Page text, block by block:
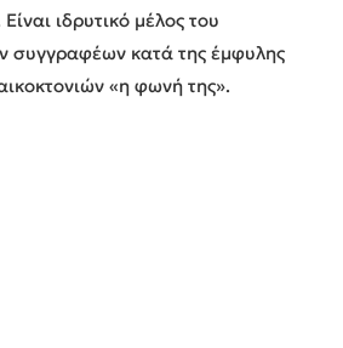
ιδρυτικό μέλος του
συγγραφέων κατά της έμφυλης
«η φωνή της».